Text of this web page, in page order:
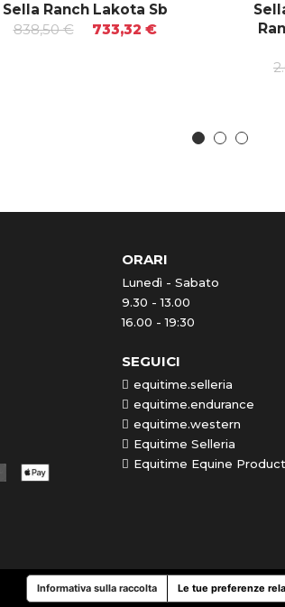
Sella Ranch Lakota Sb
838,50 €
733,32 €
ORARI
Lunedì - Sabato
9.30 - 13.00
16.00 - 19:30
SEGUICI
equitime.selleria
equitime.endurance
equitime.western
Equitime Selleria
Equitime Equine
Informativa sulla raccolta Le tue preferenze